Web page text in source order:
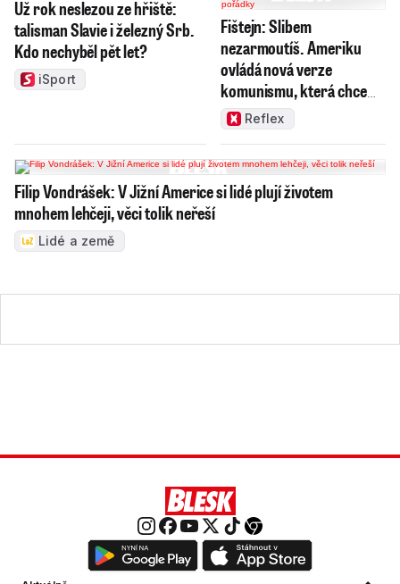
Už rok neslezou ze hřiště:
talisman Slavie i železný Srb.
Kdo nechyběl pět let?
iSport
Fištejn: Slibem
nezarmoutíš. Ameriku
ovládá nová verze
komunismu, která chce
měnit zajeté pořádky
Reflex
Filip Vondrášek: V Jižní Americe si lidé plují životem
mnohem lehčeji, věci tolik neřeší
Lidé a země